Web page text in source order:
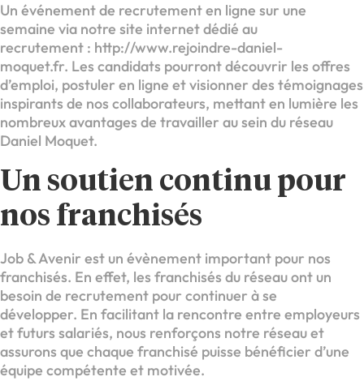
Un événement de recrutement en ligne sur une
semaine via notre site internet dédié au
recrutement : http://www.rejoindre-daniel-
moquet.fr. Les candidats pourront découvrir les offres
d’emploi, postuler en ligne et visionner des témoignages
inspirants de nos collaborateurs, mettant en lumière les
nombreux avantages de travailler au sein du réseau
Daniel Moquet.
Un soutien continu pour
nos franchisés
Job & Avenir est un évènement important pour nos
franchisés. En effet, les franchisés du réseau ont un
besoin de recrutement pour continuer à se
développer. En facilitant la rencontre entre employeurs
et futurs salariés, nous renforçons notre réseau et
assurons que chaque franchisé puisse bénéficier d’une
équipe compétente et motivée.